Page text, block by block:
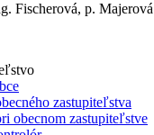
Fischerová, p. Majerová
zastupiteľstva
obecnom zastupiteľstve